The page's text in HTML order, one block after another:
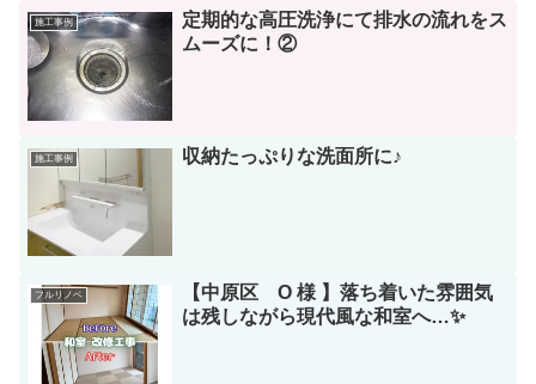
施工事例
定期的な高圧洗浄にて排水の流れをス
ムーズに！②
施工事例 収納たっぷりな洗面所に♪
フルリノベ
【中原区 O 様 】落ち着いた雰囲気
は残しながら現代風な和室へ…✨